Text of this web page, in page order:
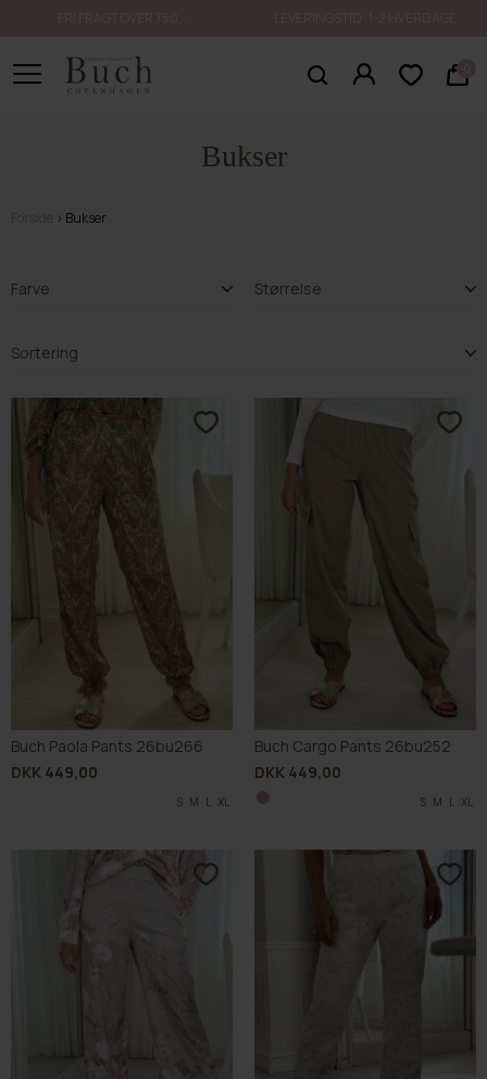
Bukser
Bukser
Farve Størrelse
Buch Paola Pants 26bu266
DKK 449,00
S M L XL
Buch Cargo Pants 26bu252
DKK 449,00
S M L XL